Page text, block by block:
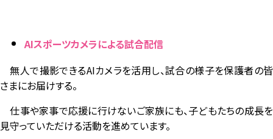
AIスポーツカメラによる試合配信
無人で撮影できるAIカメラを活用し、試合の様子を保護者の皆
さまにお届けする。
仕事や家事で応援に行けないご家族にも、子どもたちの成長を
見守っていただける活動を進めています。